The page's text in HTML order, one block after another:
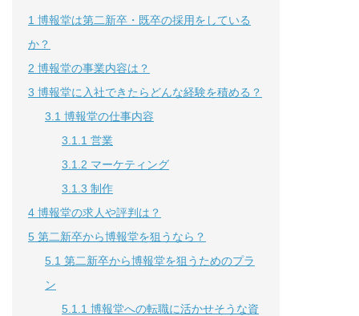
1 博報堂は第二新卒・既卒の採用をしている
か？
2 博報堂の事業内容は？
3 博報堂に入社できたらどんな経験を積める？
3.1 博報堂の仕事内容
3.1.1 営業
3.1.2 マーケティング
3.1.3 制作
4 博報堂の求人や評判は？
5 第二新卒から博報堂を狙うなら？
5.1 第二新卒から博報堂を狙うためのプラ
ン
5.1.1 博報堂への転職に活かせそうな資